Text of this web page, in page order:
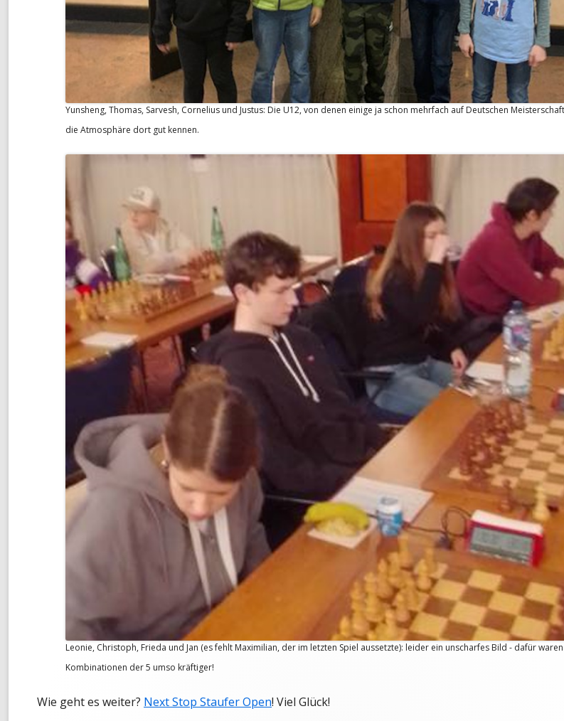
Yunsheng, Thomas, Sarvesh, Cornelius und Justus: Die U12, von denen einige ja schon mehrfach auf Deutschen
die Atmosphäre dort gut kennen.
Leonie, Christoph, Frieda und Jan (es fehlt Maximilian, der im letzten Spiel aussetzte): leider ein unscharfes Bild - dafür
Kombinationen der 5 umso kräftiger!
Wie geht es weiter? Next Stop Staufer Open! Viel Glück!